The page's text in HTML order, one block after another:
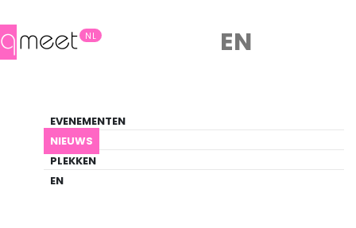
NL
EVENEMENTEN
NIEUWS
PLEKKEN
EN
EN
Nieuws
LHBTIQ+ Update
NIEUWS